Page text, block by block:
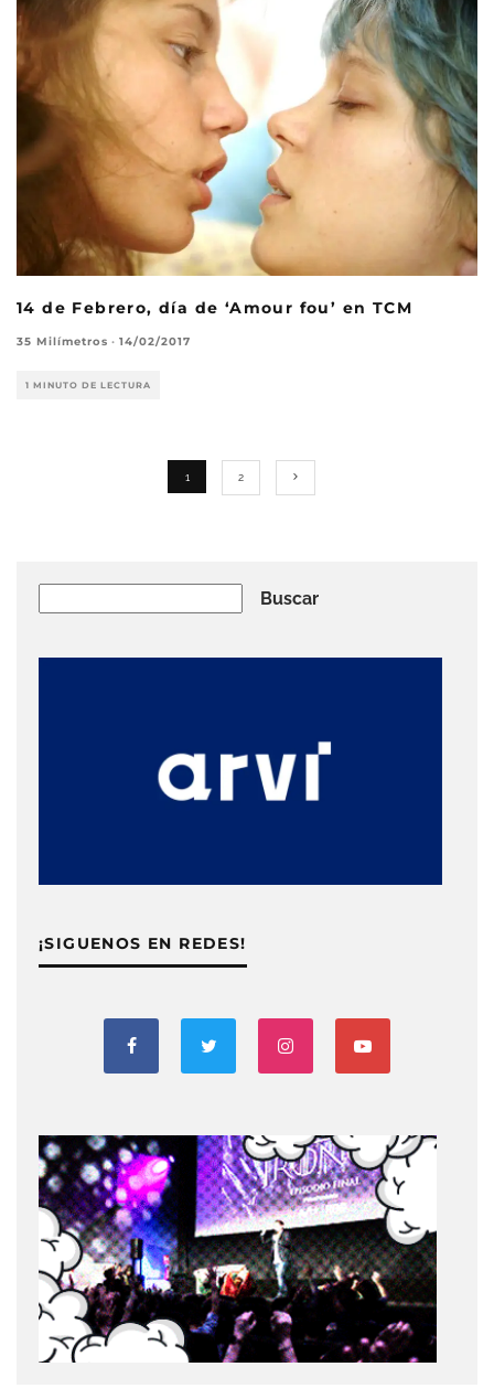
14 de Febrero, día de ‘Amour fou’ en TCM
35 Milímetros · 14/02/2017
1 MINUTO DE LECTURA
1 2
Buscar
¡SIGUENOS EN REDES!